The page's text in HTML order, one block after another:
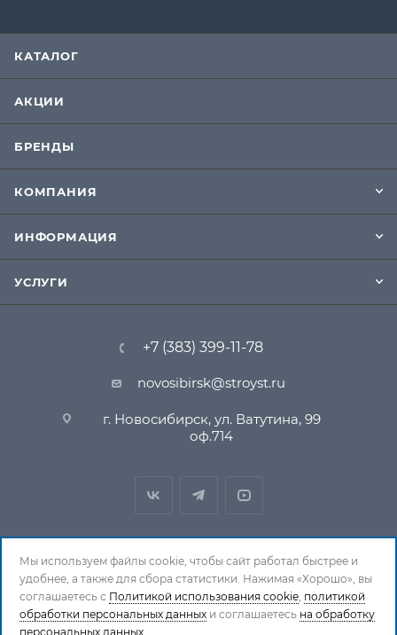
КАТАЛОГ
АКЦИИ
БРЕНДЫ
КОМПАНИЯ
ИНФОРМАЦИЯ
УСЛУГИ
+7 (383) 399-11-78
novosibirsk@stroyst.ru
г. Новосибирск, ул. Ватутина, 99
оф.714
© 1994-2026 СтройСистема. Все права защищены. При
копировании материалов ссылка на страницу-
Мы используем файлы cookie, чтобы сайт работал быстрее и
удобнее, а также для сбора статистики. Нажимая «Хорошо», вы
соглашаетесь с Политикой использования cookie, политикой
обработки персональных данных и соглашаетесь на обработку
персональных данных.